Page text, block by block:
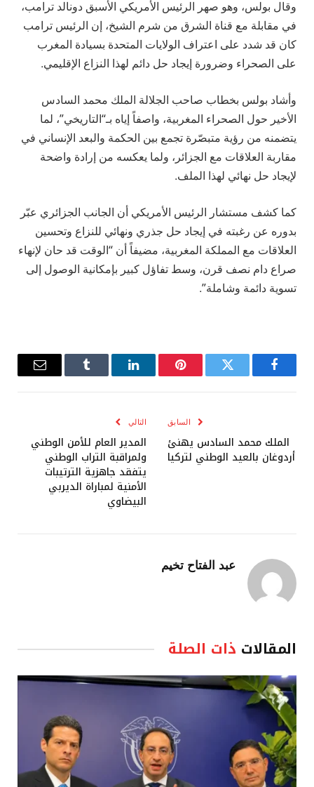
وقال بولس، وهو صهر الرئيس الأمريكي الأسبق دونالد ترامب،
في مقابلة مع قناة الشرق من شرم الشيخ، إن الرئيس ترامب
كان قد شدد على اعتراف الولايات المتحدة بسيادة المغرب
على الصحراء وضرورة إيجاد حل دائم لهذا النزاع الإقليمي.
وأشاد بولس بخطاب صاحب الجلالة الملك محمد السادس
الأخير حول الصحراء المغربية، واصفاً إياه بـ“التاريخي”، لما
يتضمنه من رؤية متبصّرة تجمع بين الحكمة والبعد الإنساني في
مقاربة العلاقات مع الجزائر، ولما يعكسه من إرادة واضحة
لإيجاد حل نهائي لهذا الملف.
كما كشف مستشار الرئيس الأمريكي أن الجانب الجزائري عبّر
بدوره عن رغبته في إيجاد حل جذري ونهائي للنزاع وتحسين
العلاقات مع المملكة المغربية، مضيفاً أن “الوقت قد حان لإنهاء
صراع دام نصف قرن، وسط تفاؤل كبير بإمكانية الوصول إلى
تسوية دائمة وشاملة”.
فيسبوك تويتر بينتيريستلينكدإن Tumblr
البريد
السابق
الملك محمد السادس يهنئ
أردوغان بالعيد الوطني لتركيا
التالي
المدير العام للأمن الوطني
ولمراقبة التراب الوطني
يتفقد جاهزية الترتيبات
الأمنية لمباراة الديربي
البيضاوي
عبد الفتاح تخيم
المقالات ذات الصلة